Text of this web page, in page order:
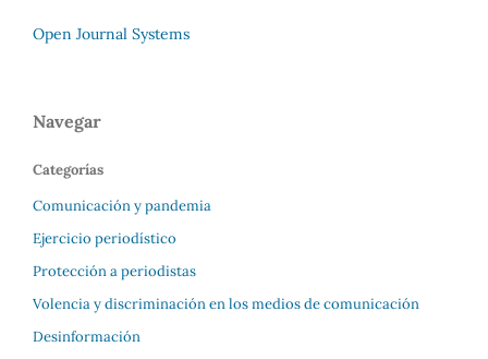
Open Journal Systems
Navegar
Categorías
Comunicación y pandemia
Ejercicio periodístico
Protección a periodistas
Volencia y discriminación en los medios de comunicación
Desinformación